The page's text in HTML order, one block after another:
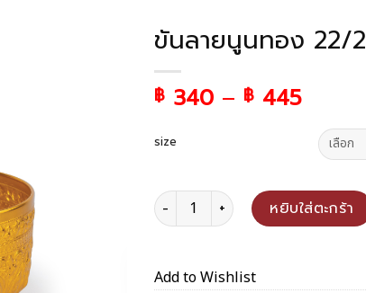
ขันลายนูนทอง 22/
฿ 340 – ฿ 445
size
จำนวน ขันลายนูนทอง 22/24/26 ซม.(
หยิบใส่ตะกร้า
Add to Wishlist